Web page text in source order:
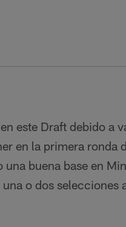
este Draft debido a
en la primera ronda
buena base en
o dos selecciones